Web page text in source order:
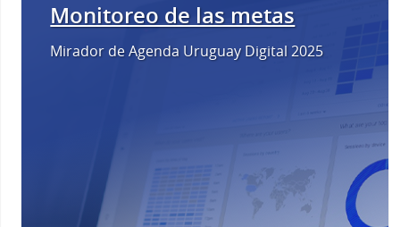
Monitoreo de las metas
Mirador de Agenda Uruguay Digital 2025